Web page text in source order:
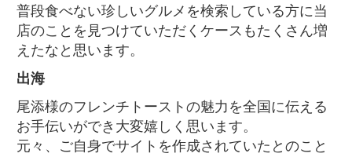
普段食べない珍しいグルメを検索している方に当
店のことを見つけていただくケースもたくさん増
えたなと思います。
出海
尾添様のフレンチトーストの魅力を全国に伝える
お手伝いができ大変嬉しく思います。
元々、ご自身でサイトを作成されていたとのこと